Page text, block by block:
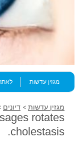
Menu
Skip to content
מגזין עדשות
מגזין עדשות > דיונים cholestasis.
rotates
cholestasis.